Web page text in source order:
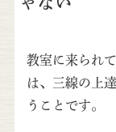
教室に来られ
は、三線の上
うことです。